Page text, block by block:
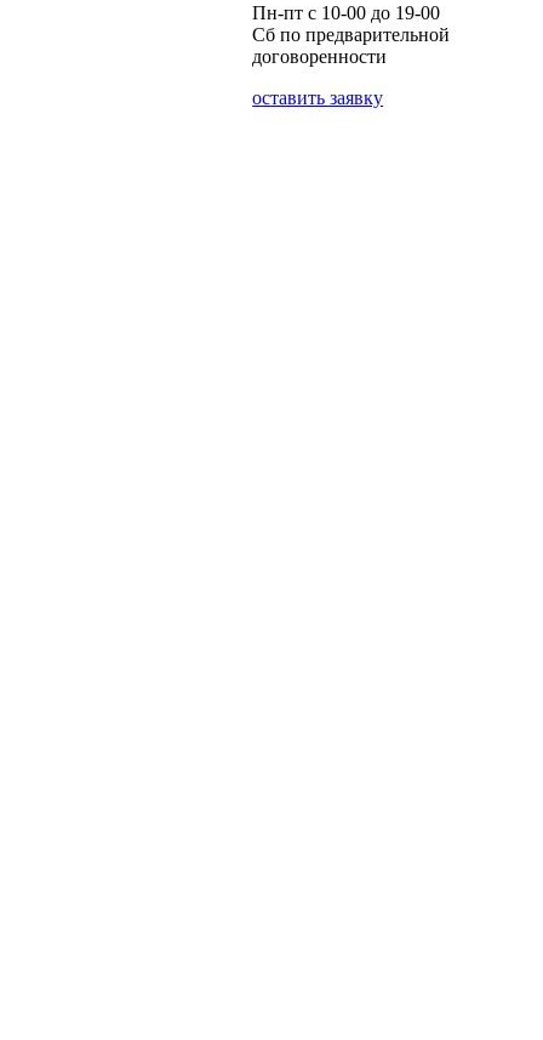
Пн-пт с 10-00 до 19-00
Сб по предварительной
договоренности
оставить заявку